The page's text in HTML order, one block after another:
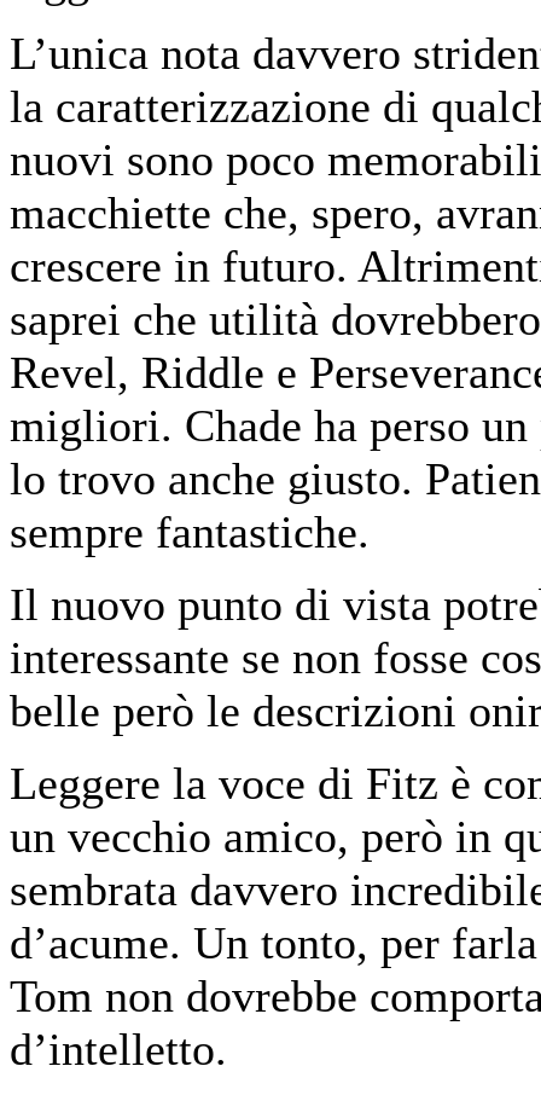
L’unica nota davvero
la caratterizzazione di
nuovi sono poco
macchiette che, spero,
crescere in futuro.
saprei che utilità
Revel, Riddle e
migliori. Chade ha perso un
lo trovo anche giusto.
sempre fantastiche.
Il nuovo punto di vista
interessante se non fosse
belle però le descrizioni
Leggere la voce di Fitz è
un vecchio amico, però in
sembrata davvero
d’acume. Un tonto, per
Tom non dovrebbe
d’intelletto.